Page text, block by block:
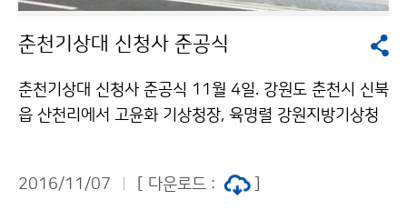
춘천기상대 신청사 준공식
춘천기상대 신청사 준공식 11월 4일. 강원도 춘천시 신북
읍 산천리에서 고윤화 기상청장, 육명렬 강원지방기상청
2016/11/07
[ 다운로드 :